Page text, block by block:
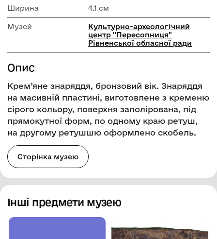
Ширина 4.1 см
Музей
Культурно-археологічний
центр "Пересопниця"
Рівненської обласної ради
Опис
Крем’яне знаряддя, бронзовий вік. Знаряддя
на масивній пластині, виготовлене з кременю
сірого кольору, поверхня заполірована, під
прямокутної форм, по одному краю ретуш,
на другому ретушшю оформлено скобель.
Сторінка музею
Інші предмети музею